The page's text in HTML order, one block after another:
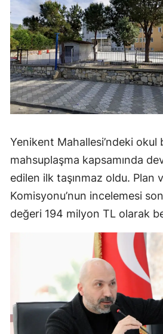
Yenikent Mahallesi’ndeki okul
mahsuplaşma kapsamında
edilen ilk taşınmaz oldu. Plan
Komisyonu’nun incelemesi
değeri 194 milyon TL olarak